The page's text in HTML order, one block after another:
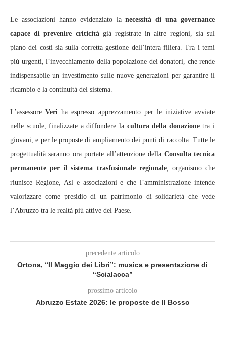
Le associazioni hanno evidenziato lanecessità di una governance
capace di prevenire criticitàgià registrate in altre regioni, sia sul
piano dei costi sia sulla corretta gestione dell’intera filiera. Tra i temi
più urgenti, l’invecchiamento della popolazione dei donatori, che rende
indispensabile un investimento sulle nuove generazioni per garantire il
ricambio e la continuità del sistema.
L’assessoreVerì ha espresso apprezzamento per le iniziative avviate
nelle scuole, finalizzate a diffondere la cultura della donazionetra i
giovani, e per le proposte di ampliamento dei punti di raccolta. Tutte le
progettualità saranno ora portate all’attenzione della Consulta tecnica
permanente per il sistema trasfusionale regionale, organismo che
riunisce Regione, Asl e associazioni e che l’amministrazione intende
valorizzare come presidio di un patrimonio di solidarietà che vede
l’Abruzzo tra le realtà più attive del Paese.
precedente articolo
Ortona, “Il Maggio dei Libri”: musica e presentazione di
“Scialacca”
prossimo articolo
Abruzzo Estate 2026: le proposte de Il Bosso